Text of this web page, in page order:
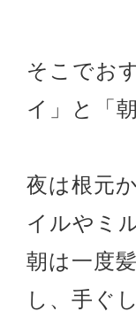
そこでお
イ」と「
夜は根元
イルやミ
朝は一度
し、手ぐ